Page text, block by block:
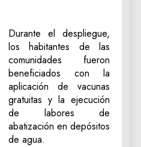
Durante el despliegue,
los habitantes de las
comunidades fueron
beneficiados con la
aplicación de vacunas
gratuitas y la ejecución
de labores de
abatización en depósitos
de agua.